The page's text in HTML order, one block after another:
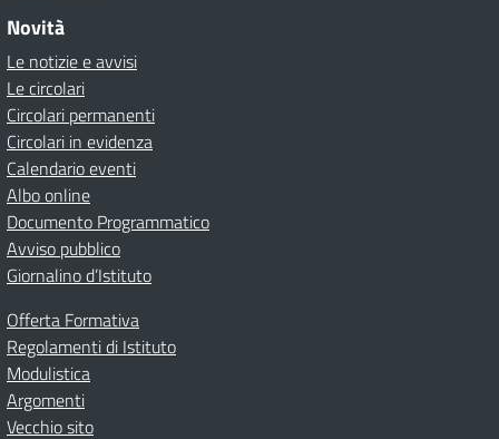
Novità
Le notizie e avvisi
Le circolari
Circolari permanenti
Circolari in evidenza
Calendario eventi
Albo online
Documento Programmatico
Avviso pubblico
Giornalino d’Istituto
Offerta Formativa
Regolamenti di Istituto
Modulistica
Argomenti
Vecchio sito